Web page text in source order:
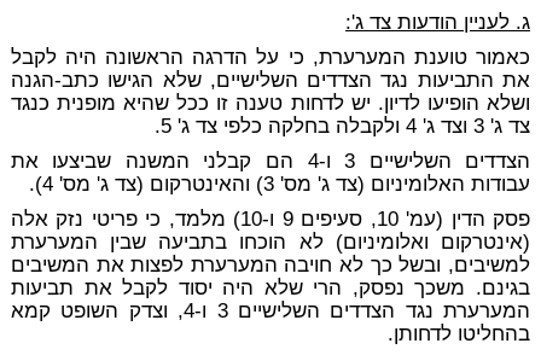
ג. לעניין הודעות צד ג':
כאמור טוענת המערערת, כי על הדרגה הראשונה היה לקבל
את התביעות נגד הצדדים השלישיים, שלא הגישו כתב-הגנה
ושלא הופיעו לדיון. יש לדחות טענה זו ככל שהיא מופנית כנגד
צד ג' 3 וצד ג' 4 ולקבלה בחלקה כלפי צד ג' 5.
הצדדים השלישיים 3 ו-4 הם קבלני המשנה שביצעו את
עבודות האלומיניום (צד ג' מס' 3) והאינטרקום (צד ג' מס' 4).
פסק הדין (עמ' 10, סעיפים 9 ו-10) מלמד, כי פריטי נזק אלה
(אינטרקום ואלומיניום) לא הוכחו בתביעה שבין המערערת
למשיבים, ובשל כך לא חויבה המערערת לפצות את המשיבים
בגינם. משכך נפסק, הרי שלא היה יסוד לקבל את תביעות
המערערת נגד הצדדים השלישיים 3 ו-4, וצדק השופט קמא
בהחליטו לדחותן.